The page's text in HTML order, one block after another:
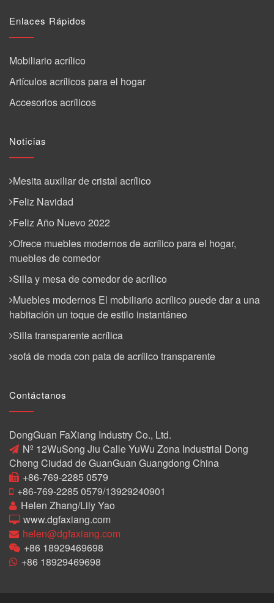
Enlaces Rápidos
Mobiliario acrílico
Artículos acrílicos para el hogar
Accesorios acrílicos
Noticias
Mesita auxiliar de cristal acrílico
Feliz Navidad
Feliz Año Nuevo 2022
Ofrece muebles modernos de acrílico para el hogar,
muebles de comedor
Silla y mesa de comedor de acrílico
Muebles modernos El mobiliario acrílico puede dar a una
habitación un toque de estilo instantáneo
Silla transparente acrílica
sofá de moda con pata de acrílico transparente
Contáctanos
DongGuan FaXiang Industry Co., Ltd.
Nº 12WuSong Jiu Calle YuWu Zona Industrial Dong
Cheng Ciudad de GuanGuan Guangdong China
+86-769-2285 0579
+86-769-2285 0579/13929240901
Helen Zhang/Lily Yao
www.dgfaxiang.com
helen@dgfaxiang.com
+86 18929469698
+86 18929469698